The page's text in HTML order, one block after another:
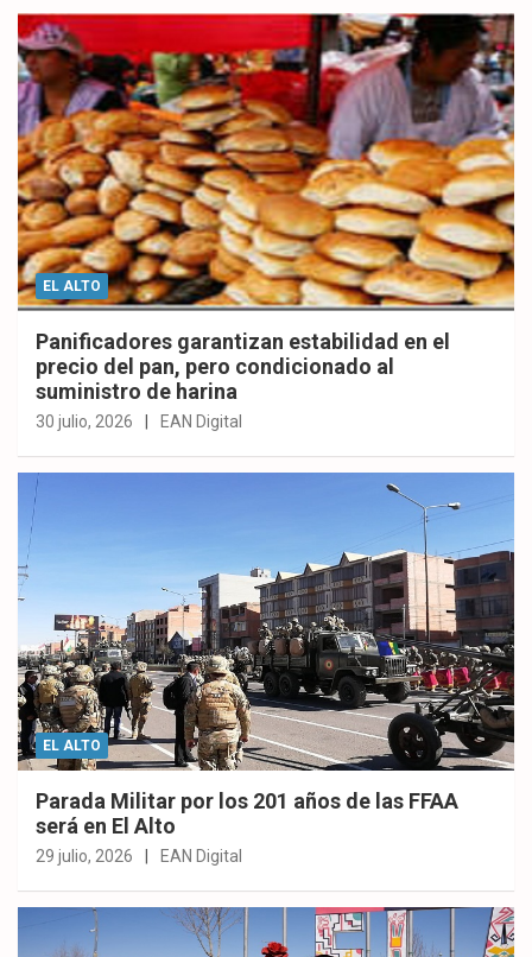
EL ALTO
Panificadores garantizan estabilidad en el
precio del pan, pero condicionado al
suministro de harina
30 julio, 2026 EAN Digital
EL ALTO
Parada Militar por los 201 años de las FFAA
será en El Alto
29 julio, 2026 EAN Digital